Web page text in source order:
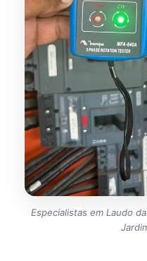
Especialistas em Laudo